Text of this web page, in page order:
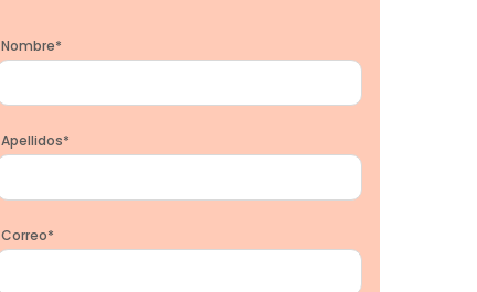
Nombre*
Apellidos*
Correo*